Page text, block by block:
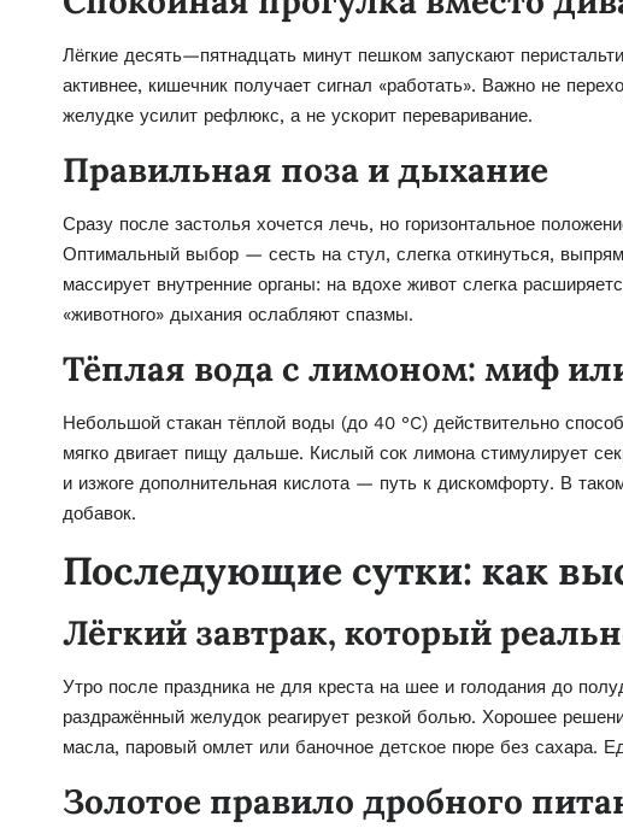
Лёгкие десять—пятнадцать минут пешком запускают
активнее, кишечник получает сигнал «работать». Важно не
желудке усилит рефлюкс, а не ускорит переваривание.
Правильная поза и дыхание
Сразу после застолья хочется лечь, но горизонтальное
Оптимальный выбор — сесть на стул, слегка откинуться,
массирует внутренние органы: на вдохе живот слегка
«животного» дыхания ослабляют спазмы.
Тёплая вода с лимоном: миф
Небольшой стакан тёплой воды (до 40 °C) действительно
мягко двигает пищу дальше. Кислый сок лимона стимулирует
и изжоге дополнительная кислота — путь к дискомфорту. В
добавок.
Последующие сутки: как
Лёгкий завтрак, который
Утро после праздника не для креста на шее и голодания до
раздражённый желудок реагирует резкой болью. Хорошее
масла, паровый омлет или баночное детское пюре без сахара.
Золотое правило дробного